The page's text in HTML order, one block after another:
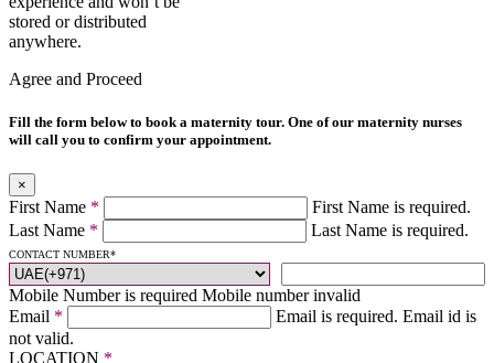
stored or distributed
anywhere.
Agree and Proceed
Fill the form below to book a maternity tour. One of our maternity nurses
will call you to confirm your appointment.
×
First Name *
First Name is required.
Last Name * Last Name is required.
CONTACT NUMBER*
Mobile Number is required Mobile number invalid
Email * Email is required. Email id is
not valid.
LOCATION *